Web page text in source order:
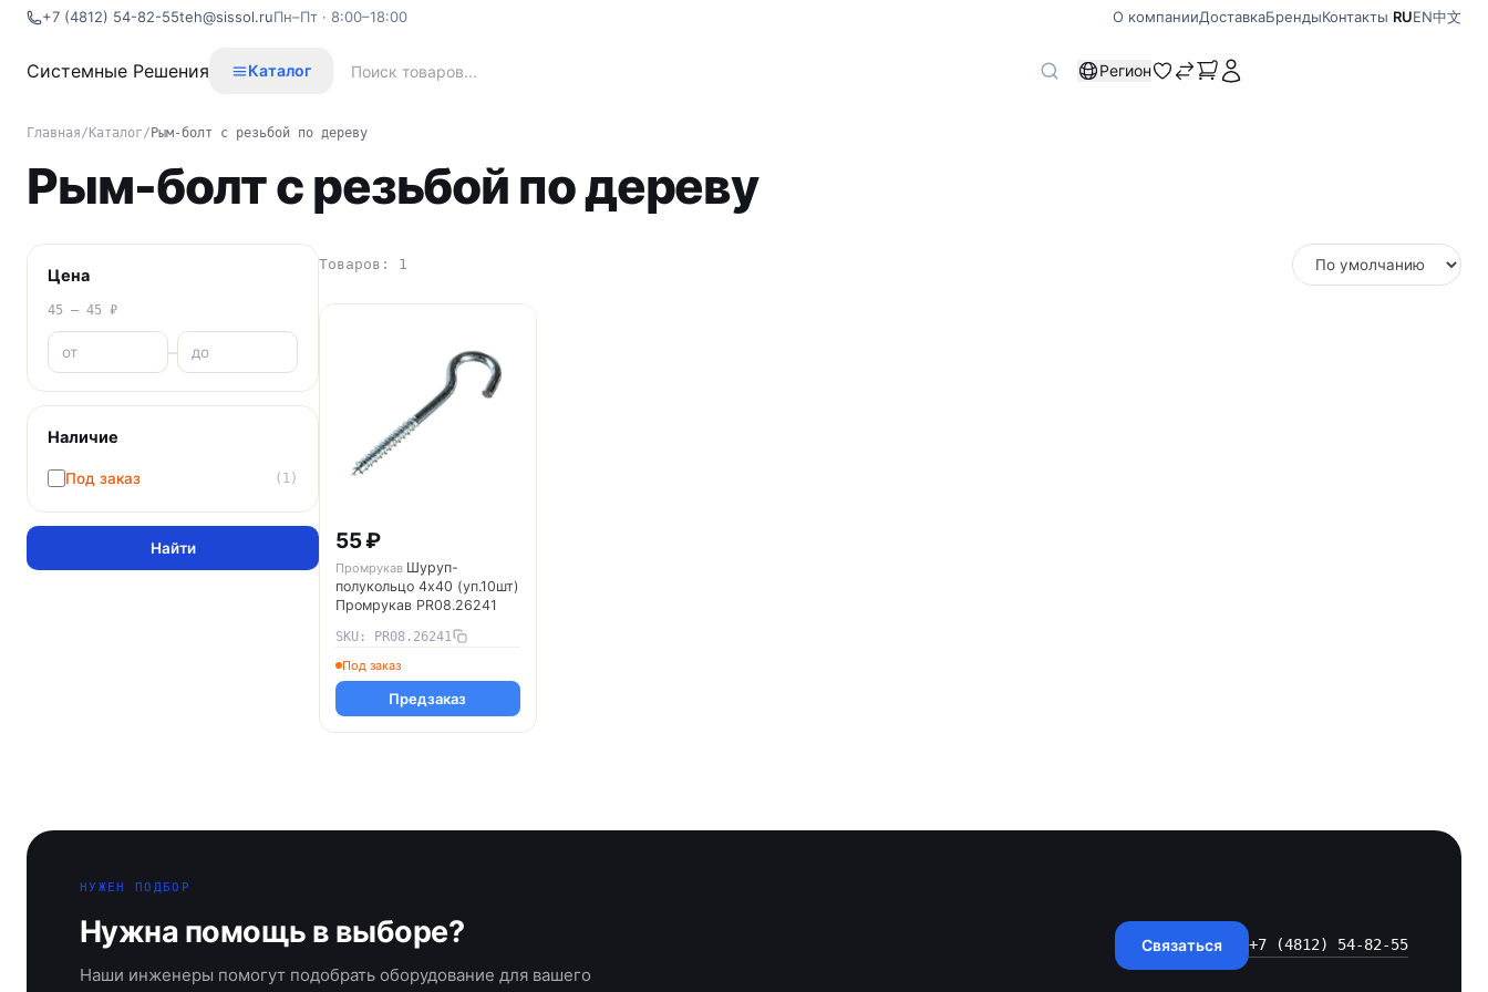
+7 (4812) 54-82-55teh@sissol.ruПн–Пт · 8:00–18:00 О компанииДоставкаБрендыКонтакты RUEN中文
Системные Решения Каталог Регион
Главная/ Каталог/ Рым-болт с резьбой по дереву
Рым-болт с резьбой по дереву
Цена
45 – 45 ₽
–
Наличие
Под заказ (1)
Найти
Товаров: 1
55 ₽
Промрукав Шуруп-
полукольцо 4х40 (уп.10шт)
Промрукав PR08.26241
SKU: PR08.26241
Под заказ
Предзаказ
НУЖЕН ПОДБОР
Нужна помощь в выборе?
Наши инженеры помогут подобрать оборудование для вашего
Связаться +7 (4812) 54-82-55